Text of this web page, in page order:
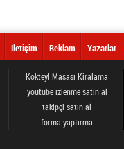
İletişim Reklam Yazarlar
Kokteyl Masası Kiralama
youtube izlenme satın al
takipçi satın al
forma yaptırma